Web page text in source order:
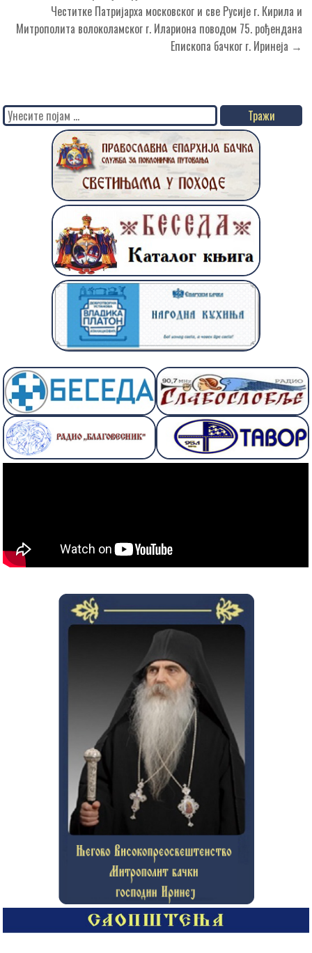
чланкаЧеститке Патријарха московског и све Русије г. Кирила и
Митрополита волоколамског г. Илариона поводом 75. рођендана
Епископа бачког г. Иринеја →
Search
for: